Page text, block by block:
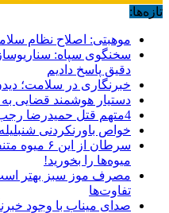
تازه‌ها:
موهبتی: اصلاح نظام
سخنگوی سپاه:
دقیق‌ پاسخ دادیم
خبرنگاری در سلامت؛
دستیار هوشمند قضایی
4متهم قتل حمیدرضا رجب‌زاده دستگیر شدند
خواص باورنکردنی
سرطان از
میوه‌ها را بخورید!
مصرف موز سبز بهتر است
تفاوت‌ها
صدای میناب با وجود